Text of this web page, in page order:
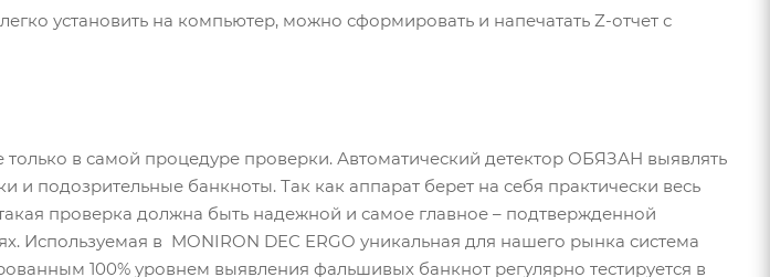
установить на компьютер, можно сформировать и напечатать Z-отчет с
только в самой процедуре проверки. Автоматический детектор ОБЯЗАН выявлять
и подозрительные банкноты. Так как аппарат берет на себя практически весь
проверка должна быть надежной и самое главное – подтвержденной
Используемая в MONIRON DEC ERGO уникальная для нашего рынка система
100% уровнем выявления фальшивых банкнот регулярно тестируется в